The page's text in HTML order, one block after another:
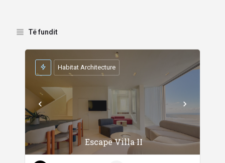
Të fundit
Escape Villa II
Habitat Architecture